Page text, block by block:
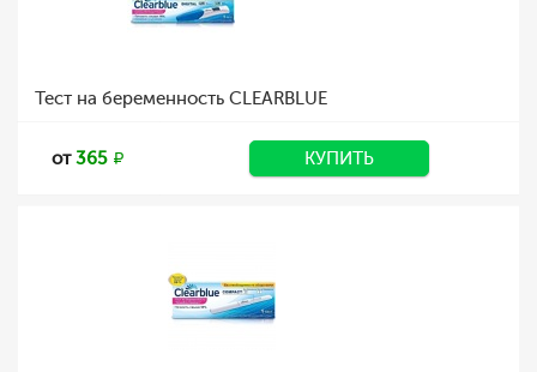
Тест на беременность CLEARBLUE
от365 КУПИТЬ